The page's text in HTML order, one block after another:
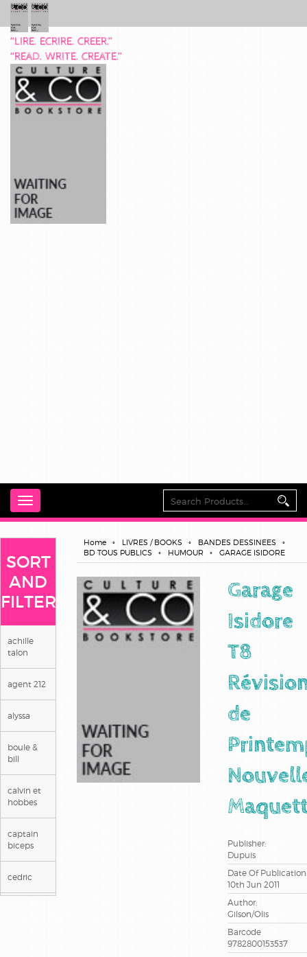
“LIRE. ECRIRE. CREER.”
“READ. WRITE. CREATE.”
Toggle
navigation
SORT
AND
FILTER
achille
talon
agent 212
alyssa
boule &
bill
calvin et
hobbes
captain
biceps
cedric
Home LIVRES / BOOKS
BANDES DESSINEES
BD TOUS PUBLICS
HUMOUR GARAGE ISIDORE
Garage
Isidore
T8
de
Publisher:
Dupuis
Date Of Publication:
10th Jun 2011
Author:
Gilson/Olis
Barcode
9782800153537